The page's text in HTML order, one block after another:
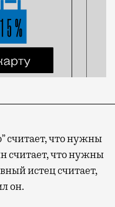
считает, что нужны
считает, что нужны
истец считает,
он.